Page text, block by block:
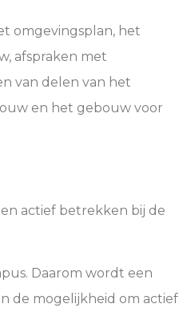
omgevingsplan, het
afspraken met
van delen van het
en het gebouw voor
actief betrekken bij de
Daarom wordt een
de mogelijkheid om actief